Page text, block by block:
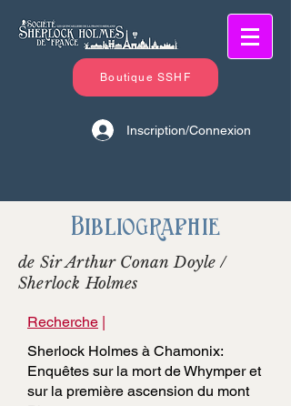
Boutique SSHF
Inscription/Connexion
Bibliographie
de Sir Arthur Conan Doyle /
Sherlock Holmes
Recherche |
Sherlock Holmes à Chamonix:
Enquêtes sur la mort de Whymper et
sur la première ascension du mont